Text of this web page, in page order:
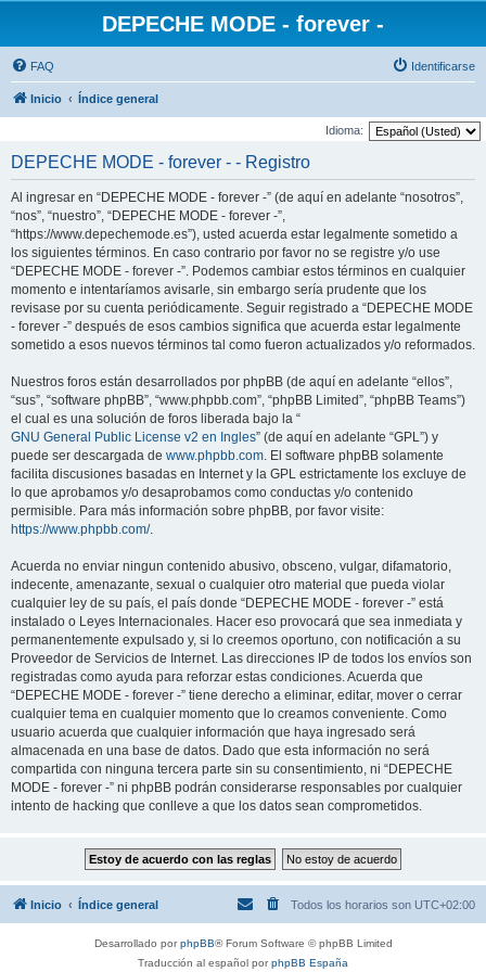
DEPECHE MODE - forever -
FAQ Identificarse
Inicio Índice general
Idioma:
DEPECHE MODE - forever - - Registro
Al ingresar en “DEPECHE MODE - forever -” (de aquí en adelante “nosotros”,
“nos”, “nuestro”, “DEPECHE MODE - forever -”,
“https://www.depechemode.es”), usted acuerda estar legalmente sometido a
los siguientes términos. En caso contrario por favor no se registre y/o use
“DEPECHE MODE - forever -”. Podemos cambiar estos términos en cualquier
momento e intentaríamos avisarle, sin embargo sería prudente que los
revisase por su cuenta periódicamente. Seguir registrado a “DEPECHE MODE
- forever -” después de esos cambios significa que acuerda estar legalmente
sometido a esos nuevos términos tal como fueron actualizados y/o reformados.
Nuestros foros están desarrollados por phpBB (de aquí en adelante “ellos”,
“sus”, “software phpBB”, “www.phpbb.com”, “phpBB Limited”, “phpBB Teams”)
el cual es una solución de foros liberada bajo la “
GNU General Public License v2 en Ingles” (de aquí en adelante “GPL”) y
puede ser descargada de www.phpbb.com. El software phpBB solamente
facilita discusiones basadas en Internet y la GPL estrictamente los excluye de
lo que aprobamos y/o desaprobamos como conductas y/o contenido
permisible. Para más información sobre phpBB, por favor visite:
https://www.phpbb.com/.
Acuerda no enviar ningun contenido abusivo, obsceno, vulgar, difamatorio,
indecente, amenazante, sexual o cualquier otro material que pueda violar
cualquier ley de su país, el país donde “DEPECHE MODE - forever -” está
instalado o Leyes Internacionales. Hacer eso provocará que sea inmediata y
permanentemente expulsado y, si lo creemos oportuno, con notificación a su
Proveedor de Servicios de Internet. Las direcciones IP de todos los envíos son
registradas como ayuda para reforzar estas condiciones. Acuerda que
“DEPECHE MODE - forever -” tiene derecho a eliminar, editar, mover o cerrar
cualquier tema en cualquier momento que lo creamos conveniente. Como
usuario acuerda que cualquier información que haya ingresado será
almacenada en una base de datos. Dado que esta información no será
compartida con ninguna tercera parte sin su consentimiento, ni “DEPECHE
MODE - forever -” ni phpBB podrán considerarse responsables por cualquier
intento de hacking que conlleve a que los datos sean comprometidos.
Inicio Índice general Todos los horarios son UTC+02:00
Desarrollado porphpBB® Forum Software © phpBB Limited
Traducción al español porphpBB España